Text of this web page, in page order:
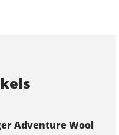
Adventure Wool